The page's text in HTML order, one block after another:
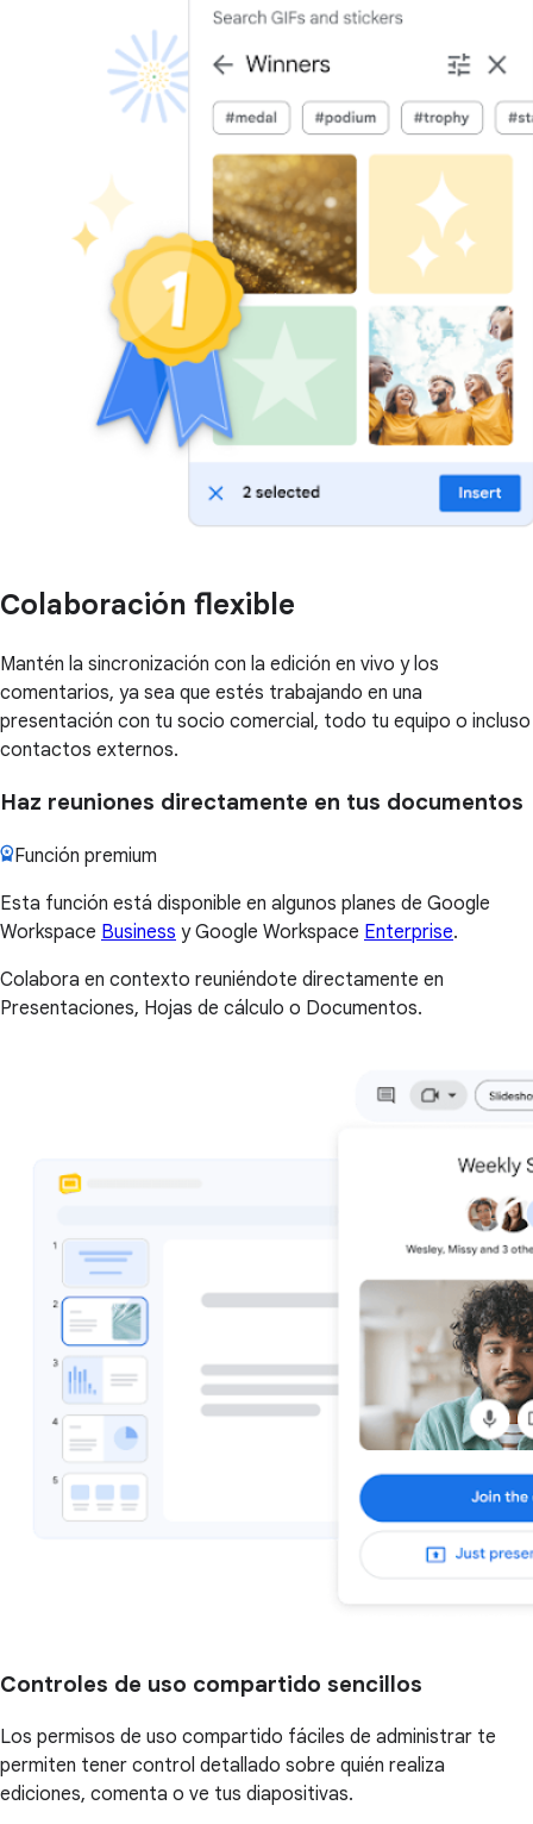
Colaboración flexible
Mantén la sincronización con la edición en vivo y los
comentarios, ya sea que estés trabajando en una
presentación con tu socio comercial, todo tu equipo o incluso
contactos externos.
Haz reuniones directamente en tus documentos
Función premium
Esta función está disponible en algunos planes de Google
Workspace Business y Google Workspace Enterprise.
Colabora en contexto reuniéndote directamente en
Presentaciones, Hojas de cálculo o Documentos.
Controles de uso compartido sencillos
Los permisos de uso compartido fáciles de administrar te
permiten tener control detallado sobre quién realiza
ediciones, comenta o ve tus diapositivas.